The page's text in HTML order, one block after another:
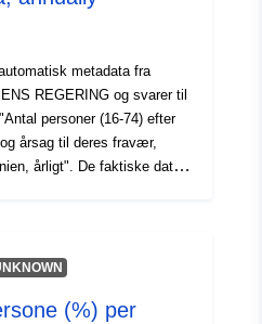
metadata fra
REGERING og svarer til
personer (16-74) efter
årsag til deres fravær,
faktiske data
data, og der er også PX-
gratis. Begge
det i forskellige formater
(%) per